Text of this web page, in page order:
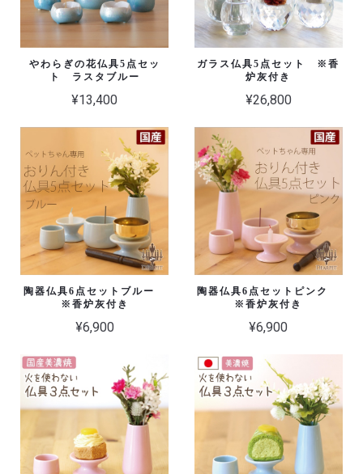
やわらぎの花仏具5点セッ
ト ラスタブルー
¥13,400
ガラス仏具5点セット ※香
炉灰付き
¥26,800
陶器仏具6点セットブルー
※香炉灰付き
¥6,900
陶器仏具6点セットピンク
※香炉灰付き
¥6,900